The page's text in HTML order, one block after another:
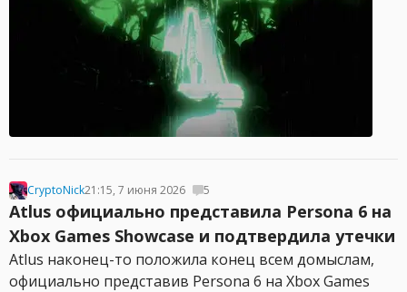
CryptoNick21:15, 7 июня 2026 5
Atlus официально представила Persona 6 на
Xbox Games Showcase и подтвердила утечки
Atlus наконец-то положила конец всем домыслам,
официально представив Persona 6 на Xbox Games